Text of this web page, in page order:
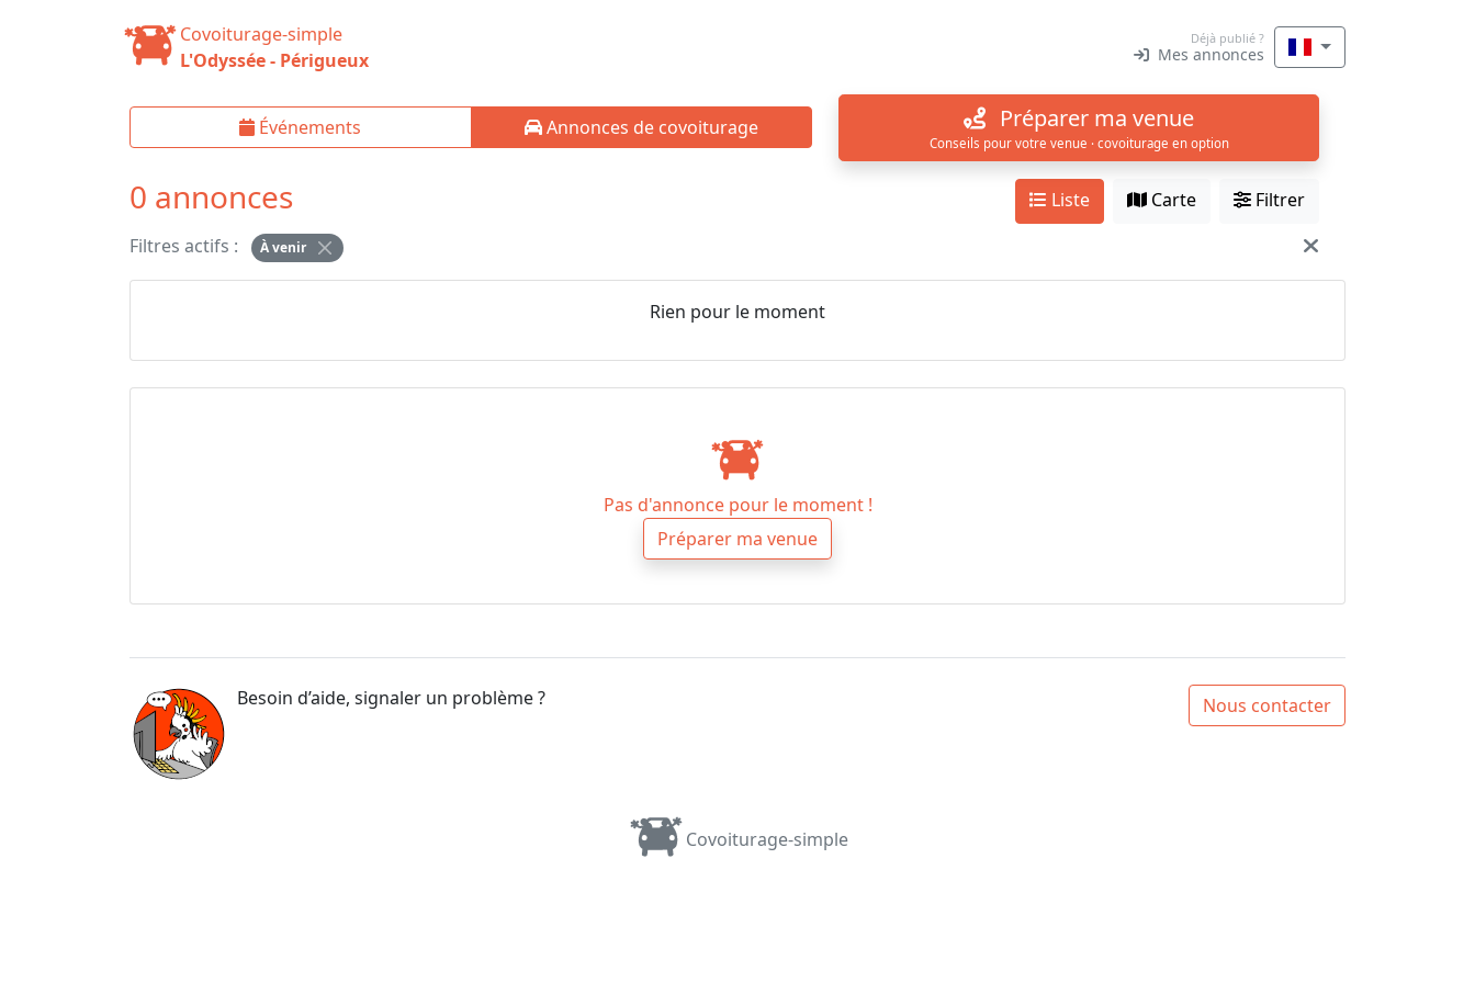
Covoiturage-simple
L'Odyssée - Périgueux
Déjà publié ?
Mes annonces
Événements Annonces de covoiturage Préparer ma venue
Conseils pour votre venue · covoiturage en option
0 annonces Liste Carte
Filtrer
Filtres actifs :
À venir
Rien pour le moment
Pas d'annonce pour le moment !
Préparer ma venue
Besoin d’aide, signaler un problème ? Nous contacter
Covoiturage-simple